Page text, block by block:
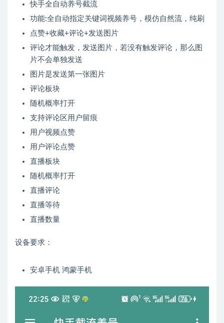
快手全自动养号截流
功能:全自动指定关键词视频养号，模仿自然流，纯刷
点赞+收藏+评论+发送图片
评论才能触发，发送图片，若没有触发评论，那么图
片不会单独发送
图片是发送第一张图片
评论板块
随机概率打开
支持评论区用户留痕
用户视频点赞
用户评论点赞
直播板块
随机概率打开
直播评论
直播等待
直播数量
设备要求：
安卓手机 鸿蒙手机